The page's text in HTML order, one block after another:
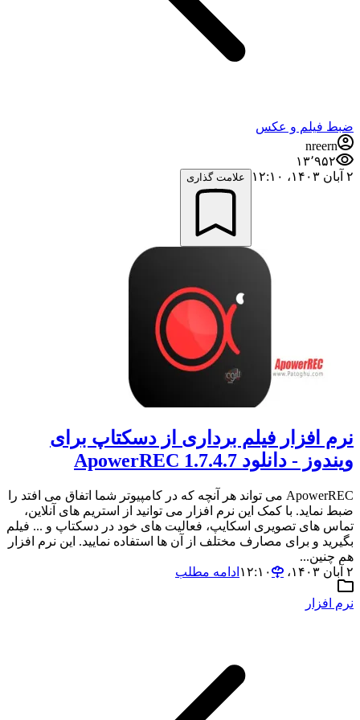
ضبط فيلم و عكس
nreern
۱۳٬۹۵۲
۲ آبان ۱۴۰۳،‏ ۱۲:۱۰
علامت گذاری
نرم افزار فیلم برداری از دسکتاپ برای
ویندوز - دانلود ApowerREC 1.7.4.7
ApowerREC می تواند هر آنچه که در کامپیوتر شما اتفاق می افتد را
ضبط نماید. با کمک این نرم افزار می توانید از استریم های آنلاین،
تماس های تصویری اسکایپ، فعالیت های خود در دسکتاپ و ... فیلم
بگیرید و برای مصارف مختلف از آن ها استفاده نمایید. این نرم افزار
هم چنین...
۲ آبان ۱۴۰۳،‏ ۱۲:۱۰
ادامه مطلب
نرم افزار